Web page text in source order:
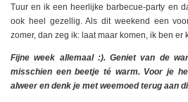
Tuur en ik een heerlijke barbecue-party en
ook heel gezellig. Als dit weekend een
zomer, dan zeg ik: laat maar komen, ik ben er
Fijne week allemaal :). Geniet van de
misschien een beetje té warm. Voor je
alweer en denk je met weemoed terug aan